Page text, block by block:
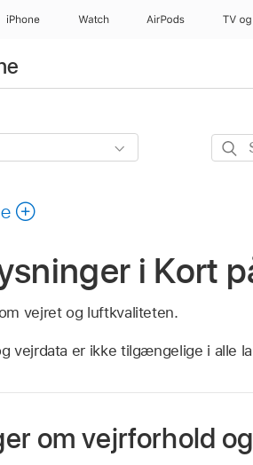
iPhone Watch AirPods TV
Søg
i Kort
vejret og luftkvaliteten.
vejrdata er ikke tilgængelige i alle
om vejrforhold